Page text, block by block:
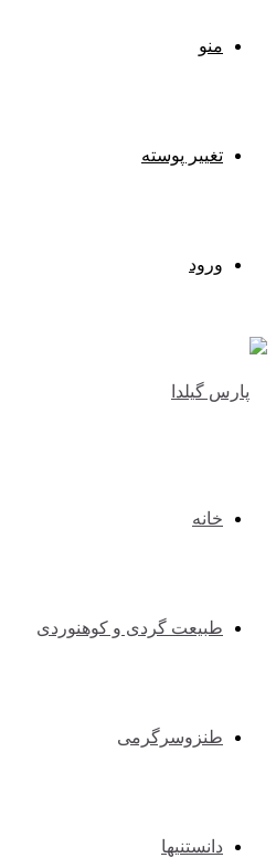
منو
تغییر پوسته
ورود
خانه
طبیعت گردی و کوهنوردی
طنزوسرگرمی
دانستنیها